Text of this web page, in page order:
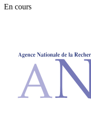
En cours